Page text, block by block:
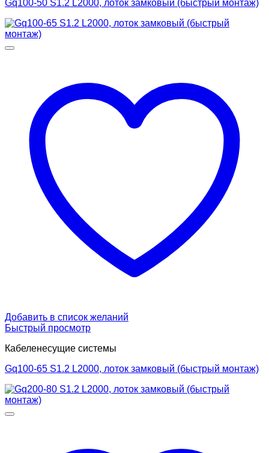
Gq100-50 S1.2 L2000, лоток замковый (быстрый монтаж)
Добавить в список желаний
Быстрый просмотр
Кабеленесущие системы
Gq100-65 S1.2 L2000, лоток замковый (быстрый монтаж)